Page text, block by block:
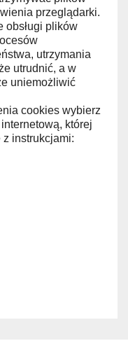
przeglądarki.
obsługi plików
utrzymania
utrudnić, a w
uniemożliwić
cookies wybierz
której
instrukcjami: